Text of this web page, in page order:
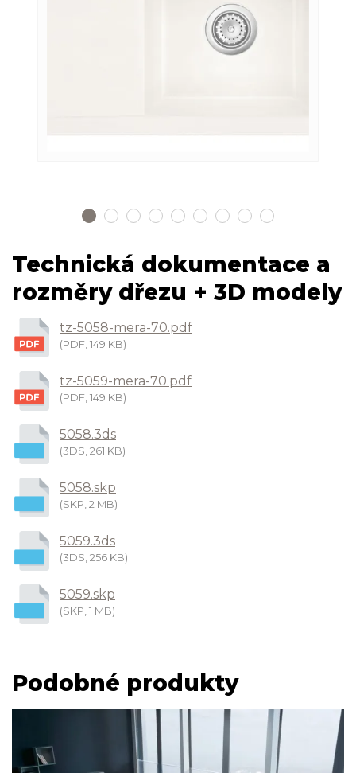
Technická dokumentace a
rozměry dřezu + 3D modely
tz-5058-mera-70.pdf
(PDF, 149 KB)
tz-5059-mera-70.pdf
(PDF, 149 KB)
5058.3ds
(3DS, 261 KB)
5058.skp
(SKP, 2 MB)
5059.3ds
(3DS, 256 KB)
5059.skp
(SKP, 1 MB)
Podobné produkty